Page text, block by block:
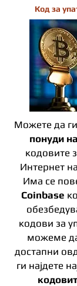
Код за
Можете да
понуди
кодовите
Интернет
Има се
Coinbase
кодови за
можеме
достапни
ги најдете